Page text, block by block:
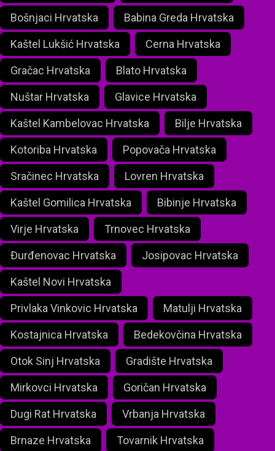
Bošnjaci Hrvatska Babina Greda Hrvatska
Kaštel Lukšić Hrvatska Cerna Hrvatska
Gračac Hrvatska Blato Hrvatska
Nuštar Hrvatska Glavice Hrvatska
Kaštel Kambelovac Hrvatska Bilje Hrvatska
Kotoriba Hrvatska Popovača Hrvatska
Sračinec Hrvatska Lovren Hrvatska
Kaštel Gomilica Hrvatska Bibinje Hrvatska
Virje Hrvatska Trnovec Hrvatska
Đurđenovac Hrvatska Josipovac Hrvatska
Kaštel Novi Hrvatska
Privlaka Vinkovic Hrvatska Matulji Hrvatska
Kostajnica Hrvatska Bedekovčina Hrvatska
Otok Sinj Hrvatska Gradište Hrvatska
Mirkovci Hrvatska Goričan Hrvatska
Dugi Rat Hrvatska Vrbanja Hrvatska
Brnaze Hrvatska Tovarnik Hrvatska